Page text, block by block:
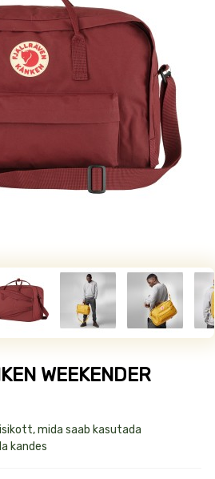
WEEKENDER
mida saab kasutada
kandes